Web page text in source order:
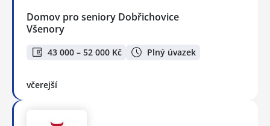
Domov pro seniory Dobřichovice
Všenory
43 000 – 52 000 Kč Plný úvazek
včerejší